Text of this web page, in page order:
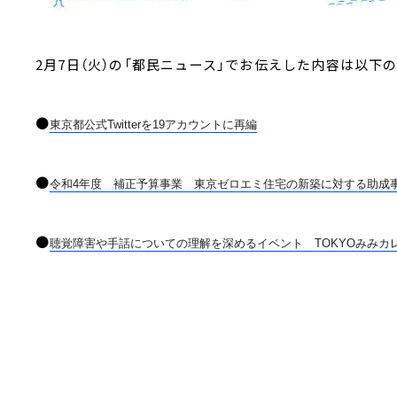
2月7日（火）の「都民ニュース」でお伝えした内容は以下
●東京都公式Twitterを19アカウントに再編
●令和4年度 補正予算事業 東京ゼロエミ住宅の新築に対する助成
●聴覚障害や手話についての理解を深めるイベント TOKYOみみカ